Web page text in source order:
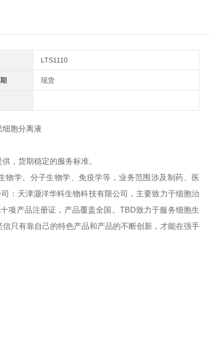
LTS1110
现货
细胞分离液
，货期稳定的服务标准。
物学、分子生物学、免疫学等，业务范围涉及制药、医
：天津灏洋华科生物科技有限公司，主要致力于细胞治
项产品注册证，产品覆盖全国。TBD致力于服务细胞生
只有靠自己的特色产品和产品的不断创新，才能在强手